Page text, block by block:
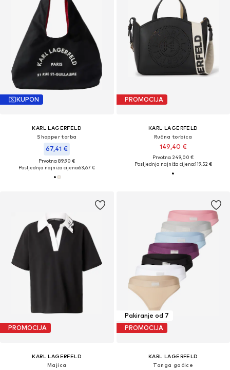
KUPON
KARL LAGERFELD
Shopper torba
67,41 €
Prvotno: 89,90 €
Posljednja najniža cijena:63,67 €
PROMOCIJA
KARL LAGERFELD
Ručna torbica
149,40 €
Prvotno: 249,00 €
Posljednja najniža cijena:119,52 €
PROMOCIJA
KARL LAGERFELD
Majica
Pakiranje od 7
PROMOCIJA
KARL LAGERFELD
Tanga gaćice